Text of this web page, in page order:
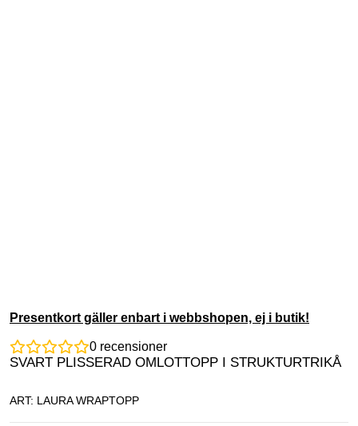
Presentkort gäller enbart i webbshopen, ej i butik!
0 recensioner
SVART PLISSERAD OMLOTTOPP I STRUKTURTRIKÅ
ART: LAURA WRAPTOPP